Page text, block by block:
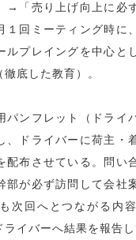
→「売り上げ向上に必
１回ミーティング時に
ルプレイングを中心と
底した教育）。
ンフレット（ドライ
、ドライバーに荷主・
配布させている。問い
部が必ず訪問して会社
次回へとつながる内
イバーへ結果を報告し